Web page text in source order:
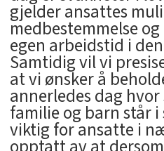
gjelder ansattes
medbestemmelse
egen arbeidstid i
Samtidig vil vi
at vi ønsker å
annerledes dag
familie og barn står
viktig for ansatte i